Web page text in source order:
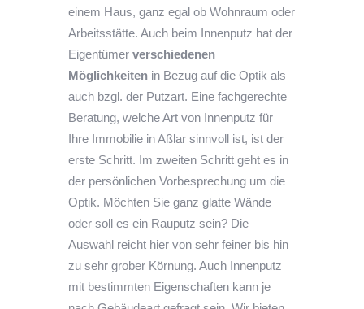
einem Haus, ganz egal ob Wohnraum oder
Arbeitsstätte. Auch beim Innenputz hat der
Eigentümer verschiedenen
Möglichkeiten in Bezug auf die Optik als
auch bzgl. der Putzart. Eine fachgerechte
Beratung, welche Art von Innenputz für
Ihre Immobilie in Aßlar sinnvoll ist, ist der
erste Schritt. Im zweiten Schritt geht es in
der persönlichen Vorbesprechung um die
Optik. Möchten Sie ganz glatte Wände
oder soll es ein Rauputz sein? Die
Auswahl reicht hier von sehr feiner bis hin
zu sehr grober Körnung. Auch Innenputz
mit bestimmten Eigenschaften kann je